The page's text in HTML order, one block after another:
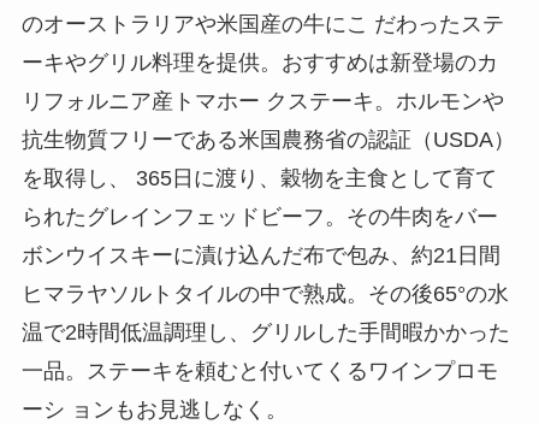
のオーストラリアや米国産の牛にこ だわったステ
ーキやグリル料理を提供。おすすめは新登場のカ
リフォルニア産トマホー クステーキ。ホルモンや
抗生物質フリーである米国農務省の認証（USDA）
を取得し、 365日に渡り、穀物を主食として育て
られたグレインフェッドビーフ。その牛肉をバー
ボンウイスキーに漬け込んだ布で包み、約21日間
ヒマラヤソルトタイルの中で熟成。その後65°の水
温で2時間低温調理し、グリルした手間暇かかった
一品。ステーキを頼むと付いてくるワインプロモ
ーシ ョンもお見逃しなく。